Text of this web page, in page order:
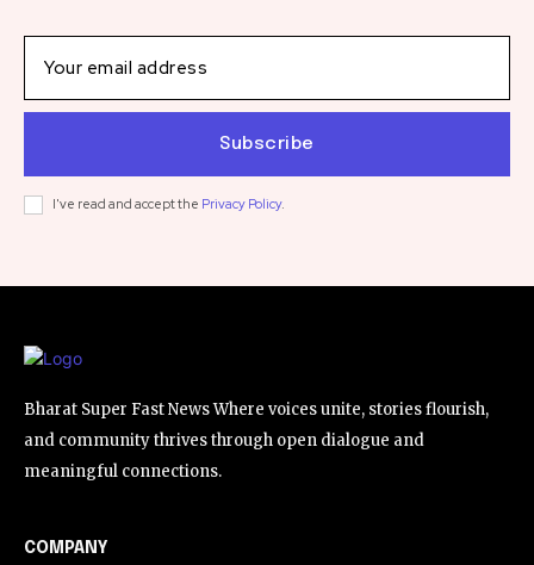
Subscribe
I've read and accept the Privacy Policy.
Bharat Super Fast News Where voices unite, stories flourish,
and community thrives through open dialogue and
meaningful connections.
COMPANY